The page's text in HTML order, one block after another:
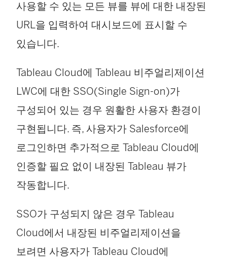
사용할 수 있는 모든 뷰를 뷰에 대한 내장된
URL을 입력하여 대시보드에 표시할 수
있습니다.
Tableau Cloud에 Tableau 비주얼리제이션
LWC에 대한 SSO(Single Sign-on)가
구성되어 있는 경우 원활한 사용자 환경이
구현됩니다. 즉, 사용자가 Salesforce에
로그인하면 추가적으로 Tableau Cloud에
인증할 필요 없이 내장된 Tableau 뷰가
작동합니다.
SSO가 구성되지 않은 경우 Tableau
Cloud에서 내장된 비주얼리제이션을
보려면 사용자가 Tableau Cloud에